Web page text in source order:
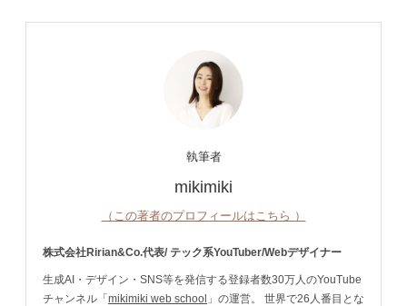
執筆者
mikimiki
（この著者のプロフィールはこちら ）
株式会社Ririan&Co.代表/ テック系YouTuber/Webデザイナー
生成AI・デザイン・SNS等を発信する登録者数30万人のYouTube
チャンネル「 mikimiki web school 」の運営。 世界で26人番目とな